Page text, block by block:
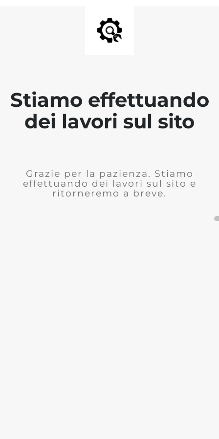
Stiamo effettuando
dei lavori sul sito
Grazie per la pazienza. Stiamo
effettuando dei lavori sul sito e
ritorneremo a breve.